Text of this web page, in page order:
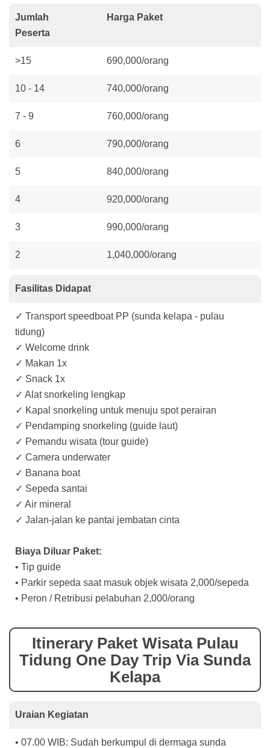
Jumlah
Peserta
Harga Paket
>15 690,000/orang
10 - 14 740,000/orang
7 - 9 760,000/orang
6 790,000/orang
5 840,000/orang
4 920,000/orang
3 990,000/orang
2 1,040,000/orang
Fasilitas Didapat
✓ Transport speedboat PP (sunda kelapa - pulau
tidung)
✓ Welcome drink
✓ Makan 1x
✓ Snack 1x
✓ Alat snorkeling lengkap
✓ Kapal snorkeling untuk menuju spot perairan
✓ Pendamping snorkeling (guide laut)
✓ Pemandu wisata (tour guide)
✓ Camera underwater
✓ Banana boat
✓ Sepeda santai
✓ Air mineral
✓ Jalan-jalan ke pantai jembatan cinta
Biaya Diluar Paket:
• Tip guide
• Parkir sepeda saat masuk objek wisata 2,000/sepeda
• Peron / Retribusi pelabuhan 2,000/orang
Itinerary Paket Wisata Pulau
Tidung One Day Trip Via Sunda
Kelapa
Uraian Kegiatan
• 07.00 WIB: Sudah berkumpul di dermaga sunda